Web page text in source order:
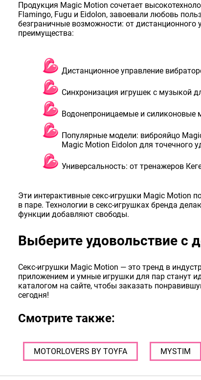
Продукция Magic Motion сочетает
Flamingo, Fugu и Eidolon, завоевали любовь
безграничные возможности: от
преимущества:
Дистанционное управление
Синхронизация игрушек с музыкой
Водонепроницаемые и силиконовые
Популярные модели: виброяйцо
Magic Motion Eidolon для точечного
Универсальность: от тренажеров
Эти интерактивные секс-игрушки Magic Motion
в паре. Технологии в секс-игрушках бренда
функции добавляют свободы.
Выберите удовольствие с
Секс-игрушки Magic Motion — это тренд в
приложением и умные игрушки для пар станут
каталогом на сайте, чтобы заказать
сегодня!
Смотрите также:
MOTORLOVERS BY TOYFA MYSTIM